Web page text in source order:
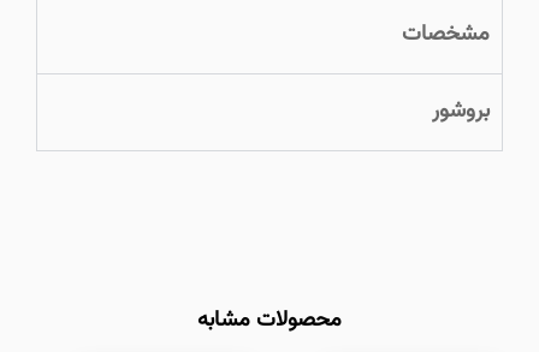
مشخصات
بروشور
محصولات مشابه